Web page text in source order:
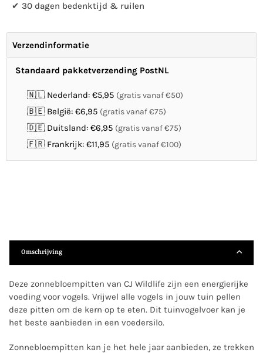
✔ 30 dagen bedenktijd & ruilen
Verzendinformatie
Standaard pakketverzending PostNL
🇳🇱 Nederland: €5,95 (gratis vanaf €50)
🇧🇪 België: €6,95 (gratis vanaf €75)
🇩🇪 Duitsland: €6,95 (gratis vanaf €75)
🇫🇷 Frankrijk: €11,95 (gratis vanaf €100)
Omschrijving
Deze zonnebloempitten van CJ Wildlife zijn een energierijke
voeding voor vogels. Vrijwel alle vogels in jouw tuin pellen
deze pitten om de kern op te eten. Dit tuinvogelvoer kan je
het beste aanbieden in een voedersilo.
Zonnebloempitten kan je het hele jaar aanbieden, ze trekken